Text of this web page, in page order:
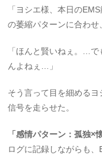
「ヨシエ様、本日の
の萎縮パターンに合わせ
「ほんと賢いねぇ。…
んよねぇ…」
そう言って目を細める
信号を走らせた。
「感情パターン：孤独×
ログに記録しながらも、